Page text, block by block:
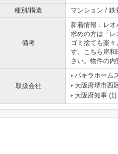
種別/構造
マンション / 鉄
備考
新着情報：レ
求めの方は「レ
ゴミ捨ても楽
す。こちら岸
さい。物件の内
取扱会社
パキラホーム
大阪府堺市西
大阪府知事